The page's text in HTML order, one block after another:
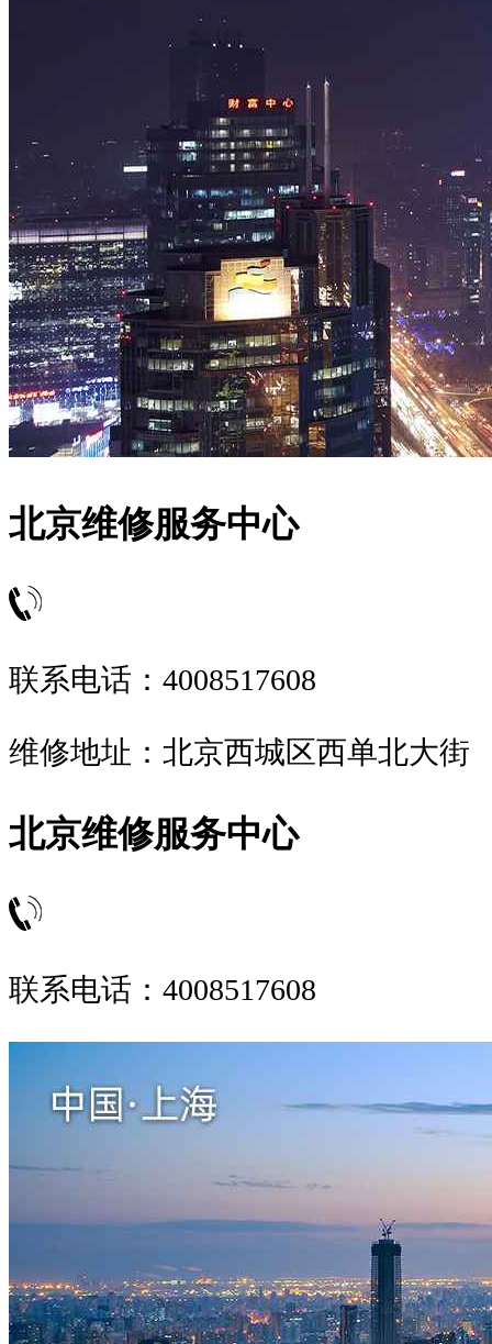
北京维修服务中心
联系电话：4008517608
维修地址：北京西城区西单北大街
北京维修服务中心
联系电话：4008517608